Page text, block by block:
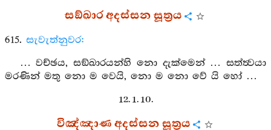
සඞ්ඛාර අදස්සන සූත්‍රය
615. සැවැත්නුවර:
… වච්ඡය, සඞ්ඛාරයන්හි නො දැක්මෙන් … සත්ත්‍වයා
මරණින් මතු නො ම වෙයි, නො ම නො වේ යි හෝ …
12. 1. 10.
විඤ්ඤාණ අදස්සන සූත්‍රය